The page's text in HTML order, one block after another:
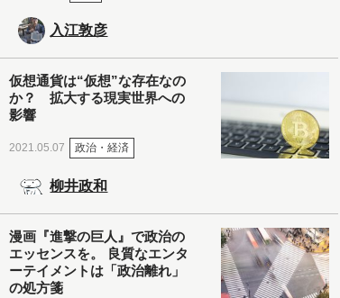
入江敦彦
仮想通貨は“仮想”な存在なの
か？ 拡大する現実世界への
影響
2021.05.07 政治・経済
柳井政和
漫画『進撃の巨人』で政治の
エッセンスを。 良質なエンタ
ーテイメントは「政治離れ」
の処方箋